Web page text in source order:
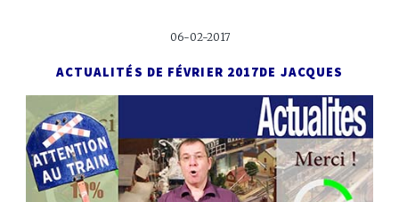
06-02-2017
ACTUALITÉS DE FÉVRIER 2017DE JACQUES